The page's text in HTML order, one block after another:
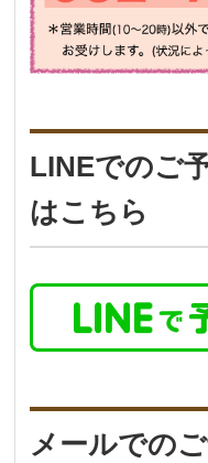
LINEでのご
はこちら
メールでの